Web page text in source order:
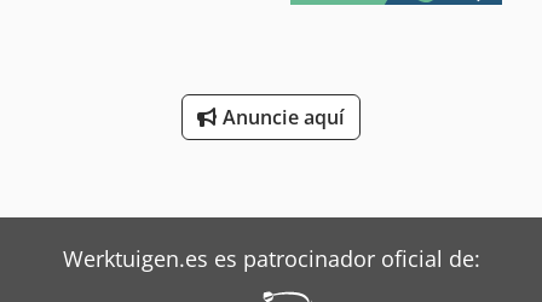
Anuncie aquí
Werktuigen.es es patrocinador oficial de: